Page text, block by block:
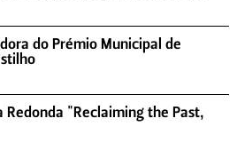
do Prémio Municipal de
Redonda "Reclaiming the Past,